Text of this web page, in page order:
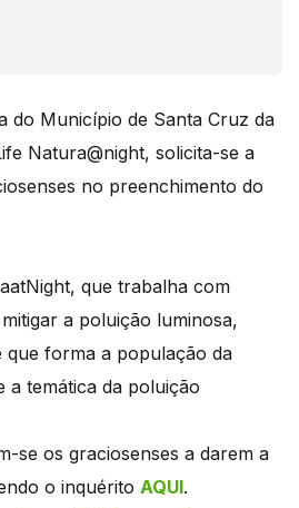
do Município de Santa Cruz da
Natura@night, solicita-se a
no preenchimento do
que trabalha com
a poluição luminosa,
que forma a população da
a temática da poluição
se os graciosenses a darem a
o inquérito AQUI.